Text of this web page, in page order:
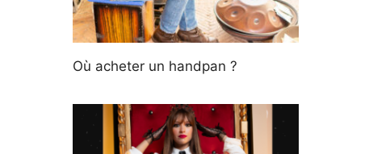
Où acheter un handpan ?